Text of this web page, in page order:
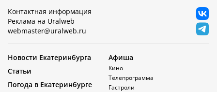
Контактная информация
Реклама на Uralweb
webmaster@uralweb.ru
Новости Екатеринбурга
Статьи
Погода в Екатеринбурге
Афиша
Кино
Телепрограмма
Гастроли